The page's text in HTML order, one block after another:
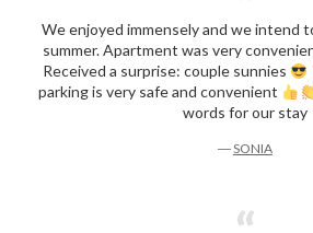
We enjoyed immensely and we intend
summer. Apartment was very
Received a surprise: couple sunnies
parking is very safe and convenient
words for our stay
―SONIA